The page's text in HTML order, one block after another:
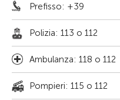
Prefisso: +39
Polizia: 113 o 112
Ambulanza: 118 o 112
Pompieri: 115 o 112